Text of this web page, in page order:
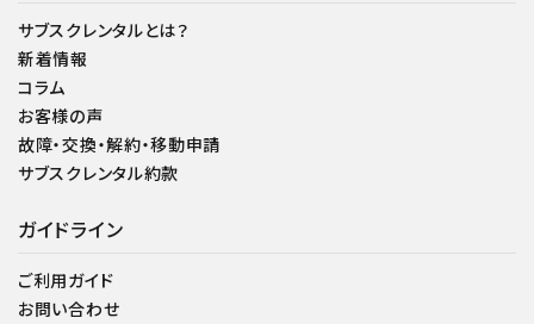
サブスクレンタルとは？
新着情報
コラム
お客様の声
故障・交換・解約・移動申請
サブスクレンタル約款
ガイドライン
ご利用ガイド
お問い合わせ